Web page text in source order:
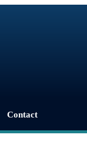
Contact